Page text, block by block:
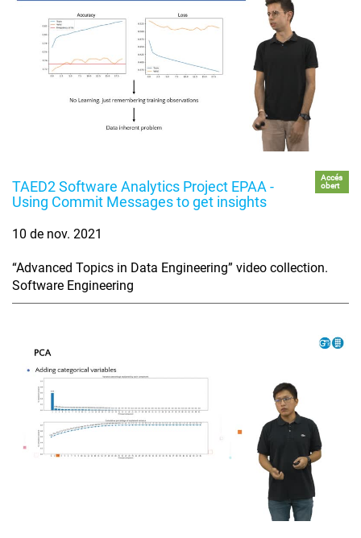
TAED2 Software Analytics Project EPAA -
Using Commit Messages to get insights
Accés
obert
10 de nov. 2021
“Advanced Topics in Data Engineering” video collection.
Software Engineering